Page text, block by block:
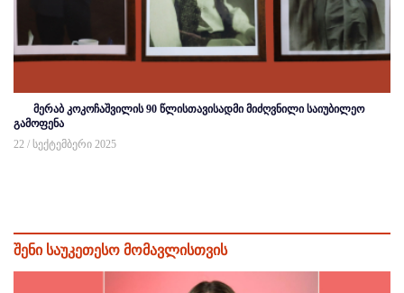
მერაბ კოკოჩაშვილის 90 წლისთავისადმი მიძღვნილი საიუბილეო
გამოფენა
22 / სექტემბერი 2025
შენი საუკეთესო მომავლისთვის